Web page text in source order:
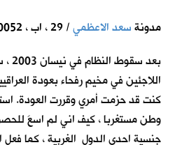
مدونةسعد الاعظمي/ 29 ، اب ، 0052 / بغداد
بعد
اللاجئين في مخيم رفحاء بعودة
كنت قد حزمت أمري وقررت العودة.
وطن مستغربا ، كيف اني لم اسعَ
جنسية احدى الدول الغربية ، كما